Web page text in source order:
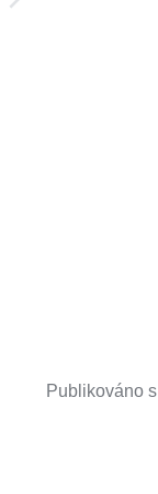
Publikováno s